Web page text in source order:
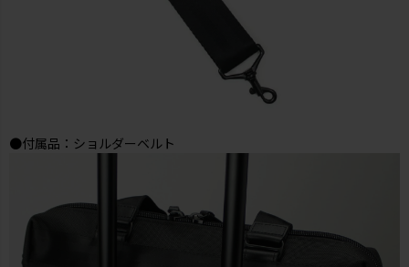
●付属品：ショルダーベルト